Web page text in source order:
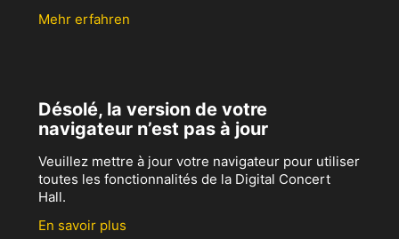
Mehr erfahren
Désolé, la version de votre
navigateur n’est pas à jour
Veuillez mettre à jour votre navigateur pour utiliser
toutes les fonctionnalités de la Digital Concert
Hall.
En savoir plus